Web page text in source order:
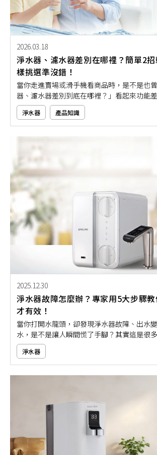
2026.03.18
淨水器、濾水器差別在哪裡？簡單2
樣挑選準沒錯！
當你走進賣場或滑手機看商品時，是不是也
器、濾水器差別到底在哪裡？」看起來功能
很大，到底要怎麼挑才不會買錯？其實只要掌
原則，就能輕鬆分辨這兩者的功能與適用情境
用簡單3招，一次搞懂淨水器與濾水器的實際
據需求選對產品，不再被複雜的專有名詞弄得
淨水器 產品知識
2025.12.30
淨水器故障怎麼辦？專家用5大步驟
才有效！
當你打開水龍頭，卻發現淨水器故障、出水
水，是不是讓人瞬間慌了手腳？其實這是很
會遇到的問題！無論是水質變差、出水有異味
然不運作，大多數情況下都不是嚴重故障，而
檢查自行找出原因。如果你還不確定怎麼排
本文的5大步驟教學，讓你在遇到狀況時不再
淨水器